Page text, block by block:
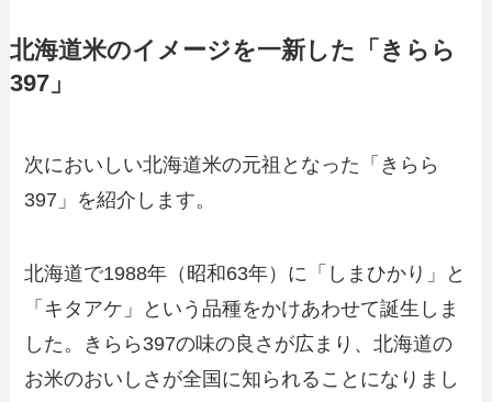
北海道米のイメージを一新した「きらら
397」
次においしい北海道米の元祖となった「きらら
397」を紹介します。
北海道で1988年（昭和63年）に「しまひかり」と
「キタアケ」という品種をかけあわせて誕生しま
した。きらら397の味の良さが広まり、北海道の
お米のおいしさが全国に知られることになりまし